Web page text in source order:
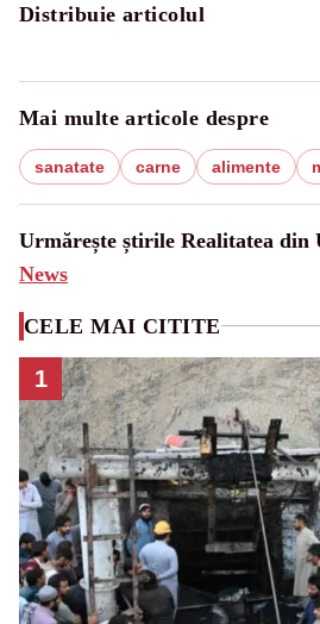
Distribuie articolul
Mai multe articole despre
sanatate carne alimente
Urmărește știrile Realitatea din
News
CELE MAI CITITE
1